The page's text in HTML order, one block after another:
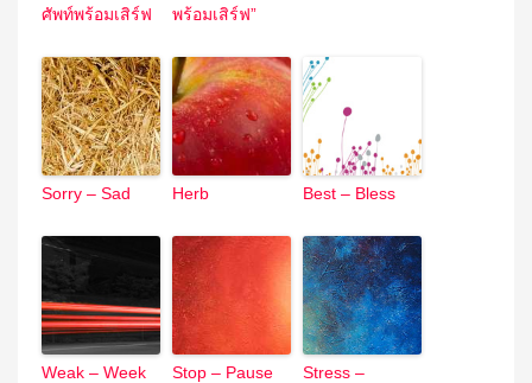
ศัพท์พร้อมเสิร์ฟ
พร้อมเสิร์ฟ”
Sorry – Sad Herb Best – Bless
Weak – Week Stop – Pause
Stress –